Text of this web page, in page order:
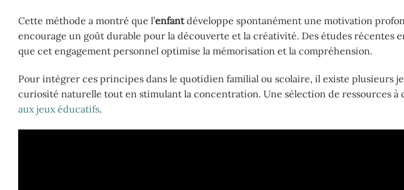
Cette méthode a montré que l’enfantdéveloppe spontanément une motivation
encourage un goût durable pour la découverte et la créativité. Des études récentes
que cet engagement personnel optimise la mémorisation et la compréhension.
Pour intégrer ces principes dans le quotidien familial ou scolaire, il existe plusieurs
curiosité naturelle tout en stimulant la concentration. Une sélection de ressources à
aux jeux éducatifs.